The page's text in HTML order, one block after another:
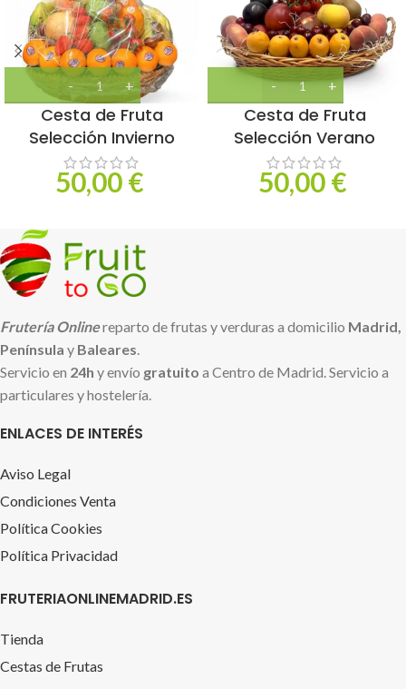
Cesta de Fruta
Selección Invierno
50,00€
Cesta de Fruta
Selección Verano
50,00€
Frutería Onlinereparto de frutas y verduras a domicilio Madrid,
Península y Baleares.
Servicio en 24h y envío gratuito a Centro de Madrid. Servicio a
particulares y hostelería.
ENLACES DE INTERÉS
Aviso Legal
Condiciones Venta
Política Cookies
Política Privacidad
FRUTERIAONLINEMADRID.ES
Tienda
Cestas de Frutas